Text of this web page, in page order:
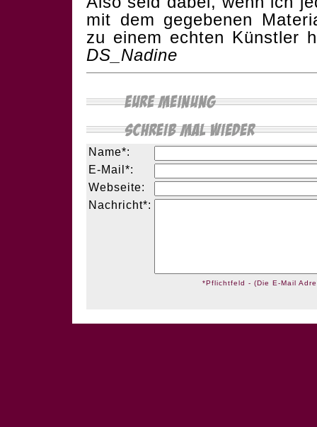
mit dem gegebenen
zu einem echten Künstler
DS_Nadine
Name*:
E-Mail*:
Webseite:
Nachricht*:
*Pflichtfeld - (Die E-Mail